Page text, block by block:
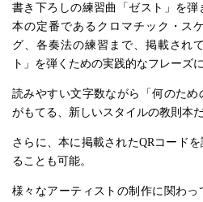
書き下ろしの練習曲「ゼスト」を弾
本の定番であるクロマチック・ス
グ、各奏法の練習まで、掲載され
ト」を弾くための実践的なフレーズ
読みやすい文字数ながら「何のた
がもてる、新しいスタイルの教則本だ
さらに、本に掲載されたQRコード
ることも可能。
様々なアーティストの制作に関わ